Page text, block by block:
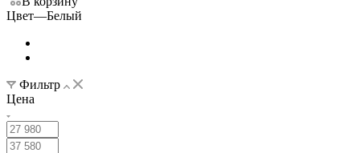
Цвет—Белый
Фильтр
Цена